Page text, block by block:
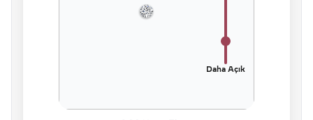
Daha Açık